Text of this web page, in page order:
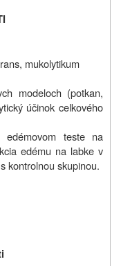
mukolytikum
modeloch (potkan,
účinok celkového
edémovom teste na
edému na labke v
kontrolnou skupinou.